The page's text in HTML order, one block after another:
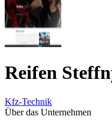
Reifen
Kfz-Technik
Über das Unternehmen